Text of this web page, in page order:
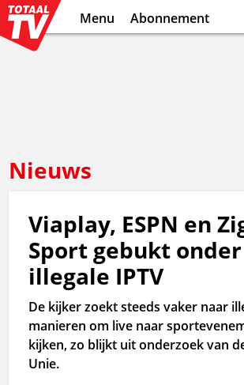
Menu Abonnement
Nieuws
Viaplay, ESPN en
Sport gebukt onder
illegale IPTV
De kijker zoekt steeds vaker naar
manieren om live naar
kijken, zo blijkt uit onderzoek van
Unie.